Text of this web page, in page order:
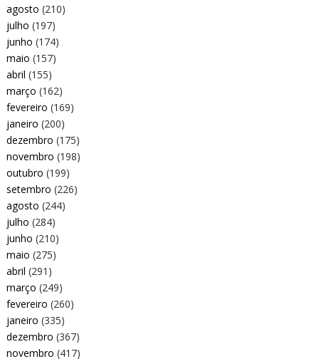
agosto (210)
julho (197)
junho (174)
maio (157)
abril (155)
março (162)
fevereiro (169)
janeiro (200)
dezembro (175)
novembro (198)
outubro (199)
setembro (226)
agosto (244)
julho (284)
junho (210)
maio (275)
abril (291)
março (249)
fevereiro (260)
janeiro (335)
dezembro (367)
novembro (417)